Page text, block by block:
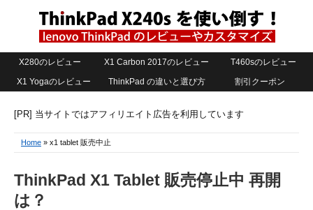
X280のレビュー X1 Carbon 2017のレビュー
T460sのレビュー
X1 Yogaのレビュー
ThinkPad の違いと選び方 割引クーポン
[PR] 当サイトではアフィリエイト広告を利用しています
Home » x1 tablet 販売中止
ThinkPad X1 Tablet 販売停止中 再開
は？